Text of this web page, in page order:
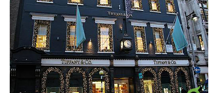
英
國
倫
敦
Dishoom
印